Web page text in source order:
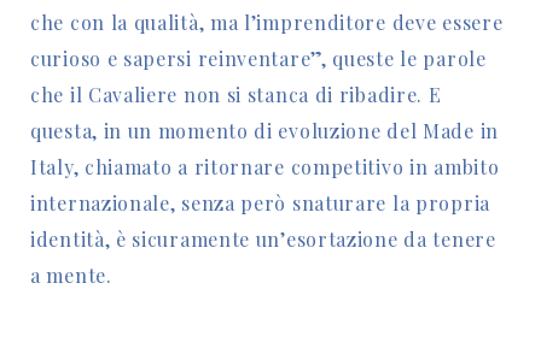
che con la qualità, ma l’imprenditore deve essere
curioso e sapersi reinventare”, queste le parole
che il Cavaliere non si stanca di ribadire. E
questa, in un momento di evoluzione del Made in
Italy, chiamato a ritornare competitivo in ambito
internazionale, senza però snaturare la propria
identità, è sicuramente un’esortazione da tenere
a mente.